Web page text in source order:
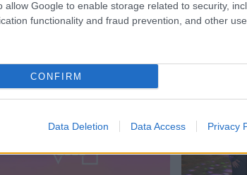
allow Google to enable storage related to security,
functionality and fraud prevention, and other
CONFIRM
Data Deletion Data Access Privacy